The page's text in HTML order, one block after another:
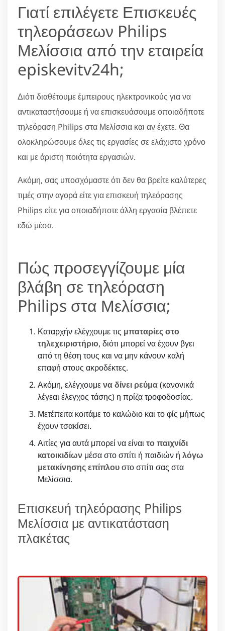
Γιατί επιλέγετε Επισκευές
τηλεοράσεων Philips
Μελίσσια από την εταιρεία
episkevitv24h;
Διότι διαθέτουμε έμπειρους ηλεκτρονικούς για να
αντικαταστήσουμε ή να επισκευάσουμε οποιαδήποτε
τηλεόραση Philips στα Μελίσσια και αν έχετε. Θα
ολοκληρώσουμε όλες τις εργασίες σε ελάχιστο χρόνο
και με άριστη ποιότητα εργασιών.
Ακόμη, σας υποσχόμαστε ότι δεν θα βρείτε καλύτερες
τιμές στην αγορά είτε για επισκευή τηλεόρασης
Philips είτε για οποιαδήποτε άλλη εργασία βλέπετε
εδώ μέσα.
Πώς προσεγγίζουμε μία
βλάβη σε τηλεόραση
Philips στα Μελίσσια;
Καταρχήν ελέγχουμε τις μπαταρίες στο
τηλεχειριστήριο, διότι μπορεί να έχουν βγει
από τη θέση τους και να μην κάνουν καλή
επαφή στους ακροδέκτες.
Ακόμη, ελέγχουμενα δίνει ρεύμα(κανονικά
λέγεαι έλεγχος τάσης) η πρίζα τροφοδοσίας.
Μετέπειτα κοιτάμε το καλώδιο και το φίς μήπως
έχουν τσακίσει.
Αιτίες για αυτά μπορεί να είναι το παιχνίδι
κατοικιδίων μέσα στο σπίτι ή παιδιών ή λόγω
μετακίνησης επίπλουστο σπίτι σας στα
Μελίσσια.
Επισκευή τηλεόρασης Philips
Μελίσσια με αντικατάσταση
πλακέτας